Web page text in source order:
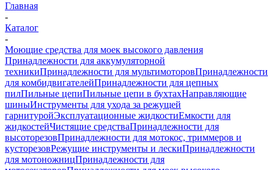
Главная
-
Каталог
-
Моющие средства для моек высокого давления
Принадлежности для аккумуляторной
техникиПринадлежности для мультимоторовПринадлежности
для комбидвигателейПринадлежности для цепных
пилПильные цепиПильные цепи в бухтахНаправляющие
шиныИнструменты для ухода за режущей
гарнитуройЭксплуатационные жидкостиЕмкости для
жидкостейЧистящие средстваПринадлежности для
высоторезовПринадлежности для мотокос, триммеров и
кусторезовРежущие инструменты и лескиПринадлежности
для мотоножницПринадлежности для